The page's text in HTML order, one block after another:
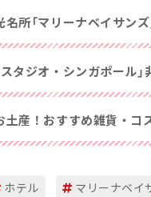
所「マリーナベイサンズ
タジオ・シンガポール
土産！おすすめ雑貨・コ
ホテル マリーナベイ